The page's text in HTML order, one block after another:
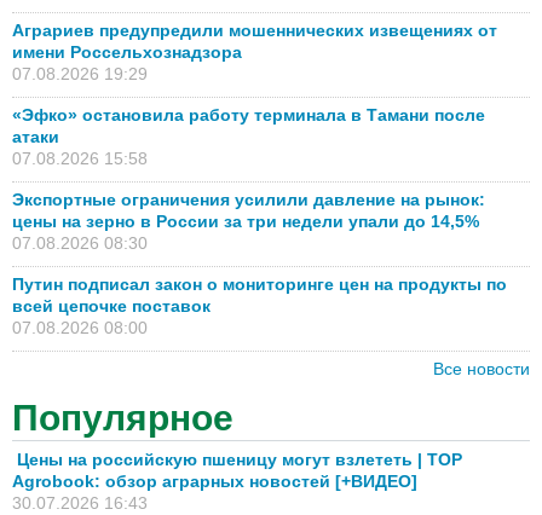
Аграриев предупредили мошеннических извещениях от
имени Россельхознадзора
07.08.2026 19:29
«Эфко» остановила работу терминала в Тамани после
атаки
07.08.2026 15:58
Экспортные ограничения усилили давление на рынок:
цены на зерно в России за три недели упали до 14,5%
07.08.2026 08:30
Путин подписал закон о мониторинге цен на продукты по
всей цепочке поставок
07.08.2026 08:00
Все новости
Популярное
Цены на российскую пшеницу могут взлететь | TOP
Agrobook: обзор аграрных новостей [+ВИДЕО]
30.07.2026 16:43